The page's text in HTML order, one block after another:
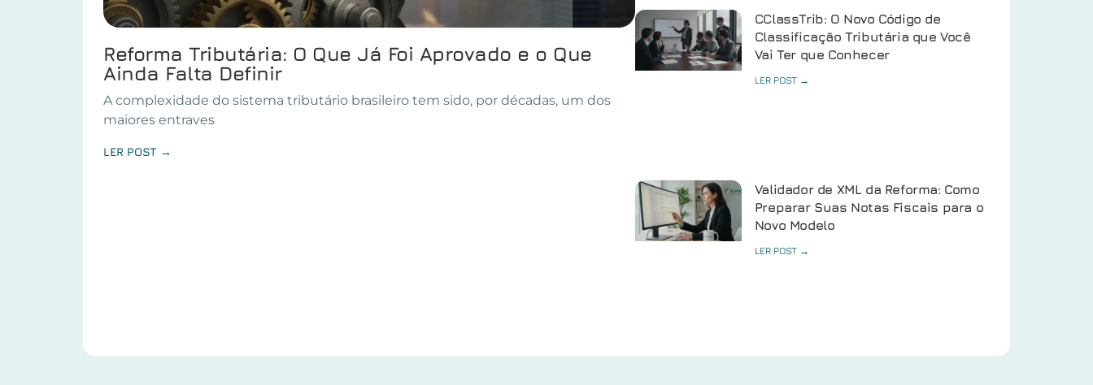
Reforma Tributária: O Que Já Foi Aprovado e o Que
Ainda Falta Definir
A complexidade do sistema tributário brasileiro tem sido, por décadas, um dos
maiores entraves
LER POST →
CClassTrib: O Novo Código de
Classificação Tributária que Você
Vai Ter que Conhecer
LER POST →
Validador de XML da Reforma: Como
Preparar Suas Notas Fiscais para o
Novo Modelo
LER POST →